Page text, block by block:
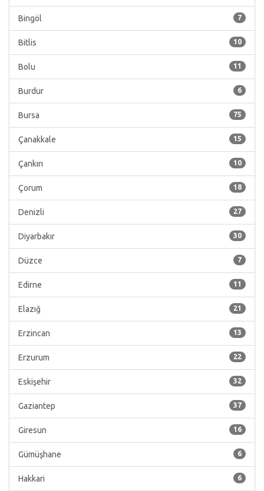
7
Bingöl
10
Bitlis
11
Bolu
6
Burdur
75
Bursa
15
Çanakkale
10
Çankırı
18
Çorum
27
Denizli
30
Diyarbakır
7
Düzce
11
Edirne
21
Elazığ
13
Erzincan
22
Erzurum
32
Eskişehir
37
Gaziantep
16
Giresun
6
Gümüşhane
6
Hakkari